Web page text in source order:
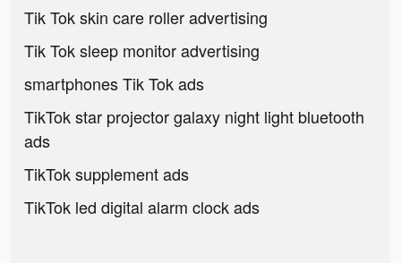
Tik Tok skin care roller advertising
Tik Tok sleep monitor advertising
smartphones Tik Tok ads
TikTok star projector galaxy night light bluetooth
ads
TikTok supplement ads
TikTok led digital alarm clock ads